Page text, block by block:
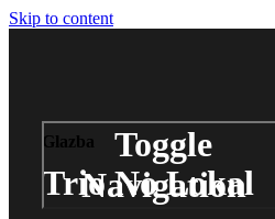
Skip to content
Toggle
Navigation
Glazba
Trio No Lokal